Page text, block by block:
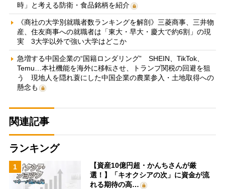
時」と考える防衛・食品銘柄を紹介
《商社の大学別就職者数ランキングを解剖》三菱商事、三井物
産、住友商事への就職者は「東大・早大・慶大で約6割」の現
実 3大学以外で強い大学はどこか
急増する中国企業の“国籍ロンダリング” SHEIN、TikTok、
Temu…本社機能を海外に移転させ、トランプ関税の回避を狙
う 現地人を隠れ蓑にした中国企業の農業参入・土地取得への
懸念も
関連記事
ランキング
1
【資産10億円超・かんちさんが厳
選！】「キオクシアの次」に資金が流
れる期待の高…